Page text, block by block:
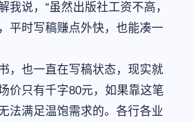
我说，“虽然出版社工资不高，
平时写稿赚点外快，也能凑一
，也一直在写稿状态，现实就
价只有千字80元，如果靠这笔
法满足温饱需求的。各行各业